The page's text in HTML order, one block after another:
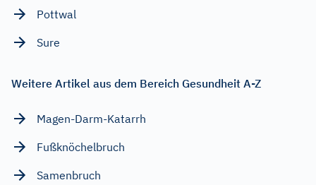
Pottwal
Sure
Weitere Artikel aus dem Bereich Gesundheit A-Z
Magen-Darm-Katarrh
Fußknöchelbruch
Samenbruch